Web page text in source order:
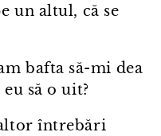
un altul, că se
bafta să-mi dea
să o uit?
întrebări